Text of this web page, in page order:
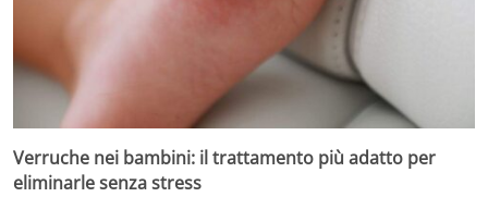
Verruche nei bambini: il trattamento più adatto per
eliminarle senza stress